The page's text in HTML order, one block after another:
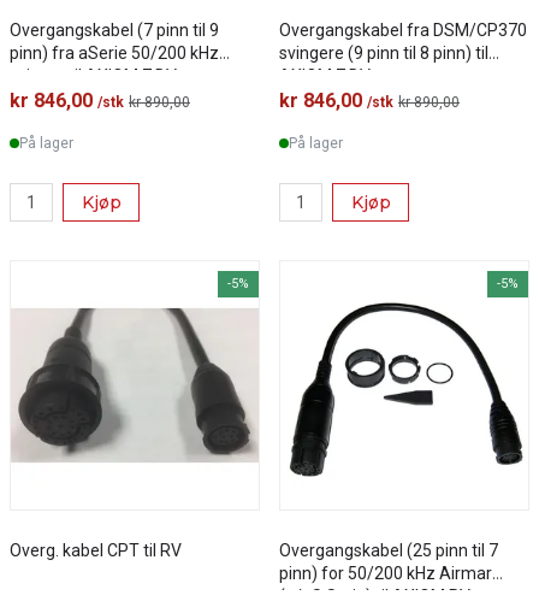
Overgangskabel (7 pinn til 9
pinn) fra aSerie 50/200 kHz
svinger til AXIOM 7 DV
kr 846,00 /stk kr 890,00
På lager
Kjøp
Overgangskabel fra DSM/CP370
svingere (9 pinn til 8 pinn) til
AXIOM 7 DV
kr 846,00 /stk kr 890,00
På lager
Kjøp
-5%
Overg. kabel CPT til RV
-5%
Overgangskabel (25 pinn til 7
pinn) for 50/200 kHz Airmar
(a/eS Serie) til AXIOM RV